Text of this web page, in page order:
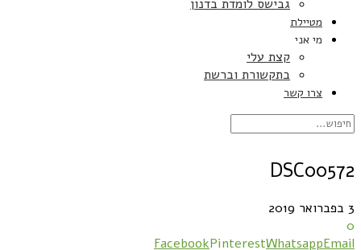
גבישס לומדת בדנון
מטיילת
מי אני
קצת עלי
בתקשורת וברשת
צרו קשר
DSC00572
3 בפברואר 2019
0
FacebookPinterestWhatsappEmail